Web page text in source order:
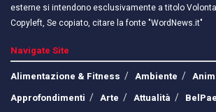
esterne si intendono esclusivamente a titolo
Copyleft, Se copiato, citare la fonte "WordNews.it"
Navigate Site
Alimentazione & Fitness
Ambiente
Approfondimenti
Arte Attualità